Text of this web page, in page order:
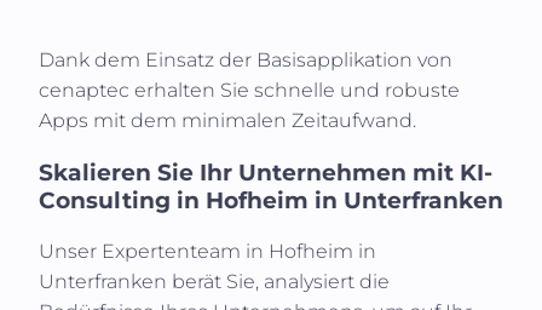
Dank dem Einsatz der Basisapplikation von
cenaptec erhalten Sie schnelle und robuste
Apps mit dem minimalen Zeitaufwand.
Skalieren Sie Ihr Unternehmen mit KI-
Consulting in Hofheim in Unterfranken
Unser Expertenteam in Hofheim in
Unterfranken berät Sie, analysiert die